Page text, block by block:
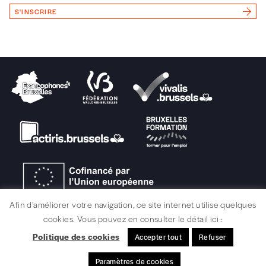
Vous renseignez vos coordonnées.
Vous versez le montant de votre choix sur le
confirmation et la mention “participation
Imag”.
NB: Vous pouvez choisir de participer
financièrement à tout moment, même après
avoir reçu plusieurs numéros. Ce paiement
n’est pas indispensable. Il marque votre
NOS
S'INSCRIRE
MENTIONS LÉGALES / CRÉDITS
Afin d’améliorer votre navigation, ce site internet utilise quelques
cookies. Vous pouvez en consulter le détail ici :
Politique des cookies
Accepter tout Refuser
Paramètres de cookies